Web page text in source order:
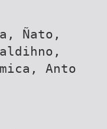
Ñato,
Anto